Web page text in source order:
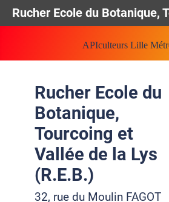
APIculteurs Lille
Rucher Ecole du
Botanique,
Tourcoing et
Vallée de la Lys
(R.E.B.)
32, rue du Moulin FAGOT
Rucher Ecole du Botanique,